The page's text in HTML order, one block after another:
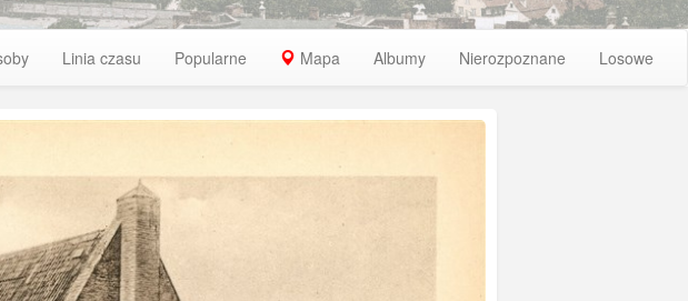
Linia czasu Popularne Mapa Albumy Nierozpoznane Losowe